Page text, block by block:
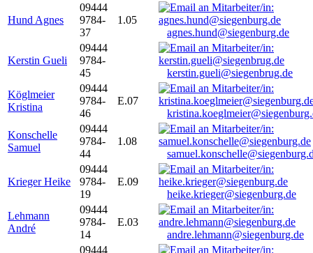
Hund Agnes
09444
9784-
37
1.05
agnes.hund@siegenburg.de
Kerstin Gueli
09444
9784-
45
kerstin.gueli@siegenbrug.de
Köglmeier
Kristina
09444
9784-
46
E.07
Konschelle
Samuel
09444
9784-
44
1.08
Krieger Heike
09444
9784-
19
E.09
heike.krieger@siegenburg.de
Lehmann
André
09444
9784-
14
E.03
andre.lehmann@siegenburg.de
09444